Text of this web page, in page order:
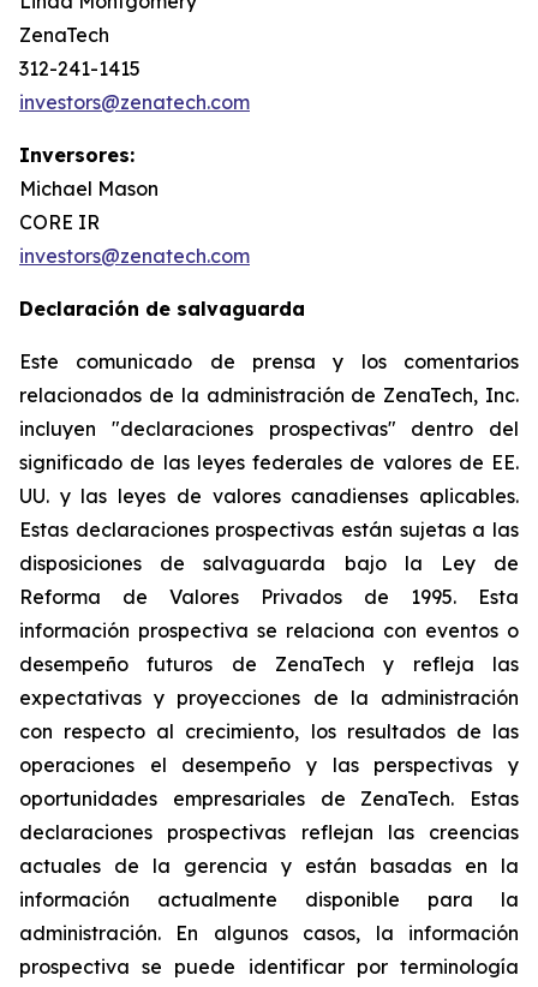
ZenaTech
312-241-1415
investors@zenatech.com
Inversores:
Michael Mason
CORE IR
investors@zenatech.com
Declaración de salvaguarda
Este comunicado de prensa y los comentarios
relacionados de la administración de ZenaTech, Inc.
incluyen "declaraciones prospectivas" dentro del
significado de las leyes federales de valores de EE.
UU. y las leyes de valores canadienses aplicables.
Estas declaraciones prospectivas están sujetas a las
disposiciones de salvaguarda bajo la Ley de
Reforma de Valores Privados de 1995. Esta
información prospectiva se relaciona con eventos o
desempeño futuros de ZenaTech y refleja las
expectativas y proyecciones de la administración
con respecto al crecimiento, los resultados de las
operaciones el desempeño y las perspectivas y
oportunidades empresariales de ZenaTech. Estas
declaraciones prospectivas reflejan las creencias
actuales de la gerencia y están basadas en la
información actualmente disponible para la
administración. En algunos casos, la información
prospectiva se puede identificar por terminología